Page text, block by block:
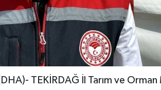
TEKİRDAĞ İl Tarım ve Orman